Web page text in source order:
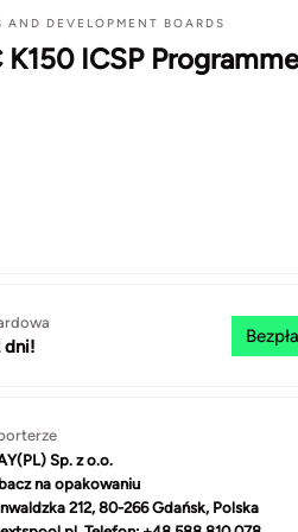
AND DEVELOPMENT BOARDS
K150 ICSP
dni!
Sp. z o.o.
na opakowaniu
212, 80-266 Gdańsk, Polska